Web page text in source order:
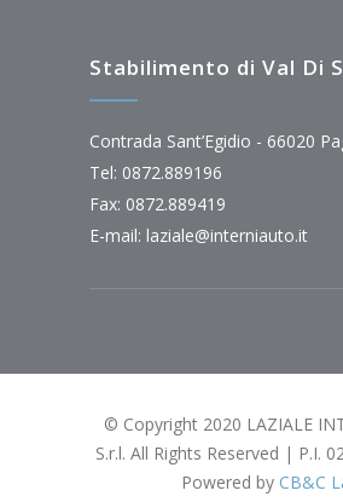
Stabilimento di Val Di
Contrada Sant’Egidio - 66020
Tel: 0872.889196
Fax: 0872.889419
E-mail: laziale@interniauto.it
© Copyright 2020 LAZIALE
S.r.l. All Rights Reserved | P.I.
Powered by CB&C